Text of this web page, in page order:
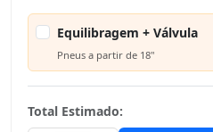
Equilibragem + Válvula
Pneus a partir de 18"
Total Estimado: